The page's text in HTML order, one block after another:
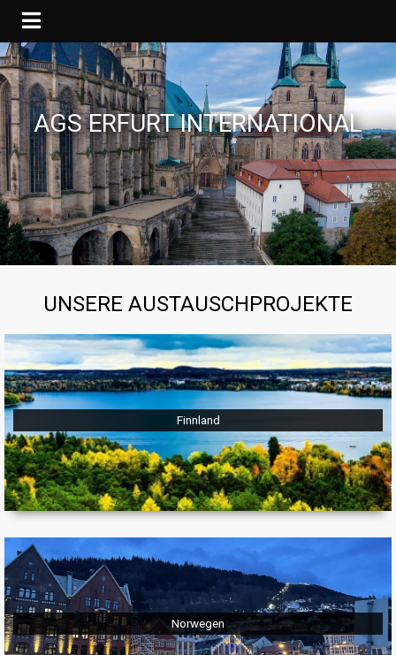
AGS ERFURT INTERNATIONAL
UNSERE AUSTAUSCHPROJEKTE
Finnland
Norwegen